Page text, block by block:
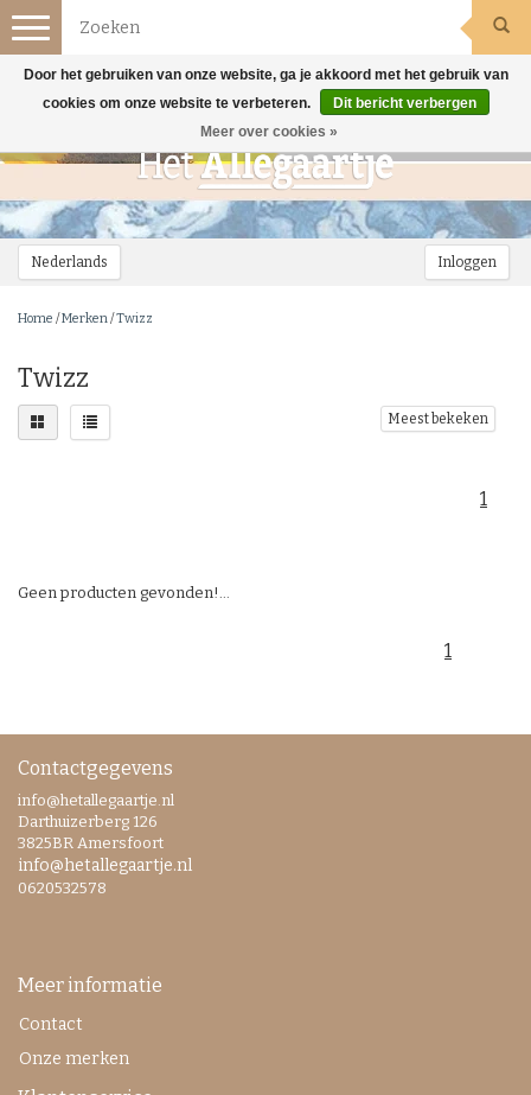
Nederlands Inloggen
Toggle
navigation
Home /Merken/Twizz
Twizz
Meest bekeken
1
Geen producten gevonden!...
1
Contactgegevens
info@hetallegaartje.nl
Darthuizerberg 126
3825BR Amersfoort
info@hetallegaartje.nl
0620532578
Meer informatie
Contact
Onze merken
Door het gebruiken van onze website, ga je akkoord met het gebruik van
cookies om onze website te verbeteren.
Dit bericht verbergen
Meer over cookies »